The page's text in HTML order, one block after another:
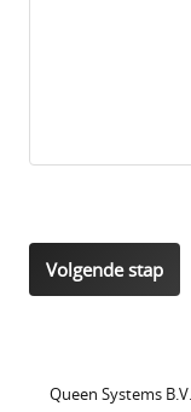
Queen Systems